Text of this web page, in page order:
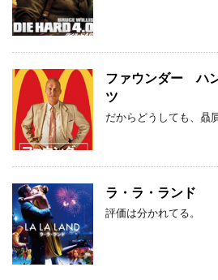
ファウンダー ハ
ツ
だからどうしても、贔
ラ・ラ・ランド
評価は分かれてる。